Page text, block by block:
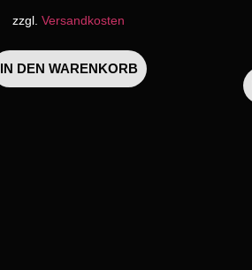
zzgl. Versandkosten
IN DEN WARENKORB